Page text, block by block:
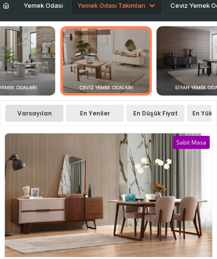
Yemek Odası Yemek Odası Takımları Ceviz Yemek
ODALARI CEVIZ YEMEK ODALARI SIYAH YEMEK
Varsayılan En Yeniler En Düşük Fiyat En
Sabit Masa